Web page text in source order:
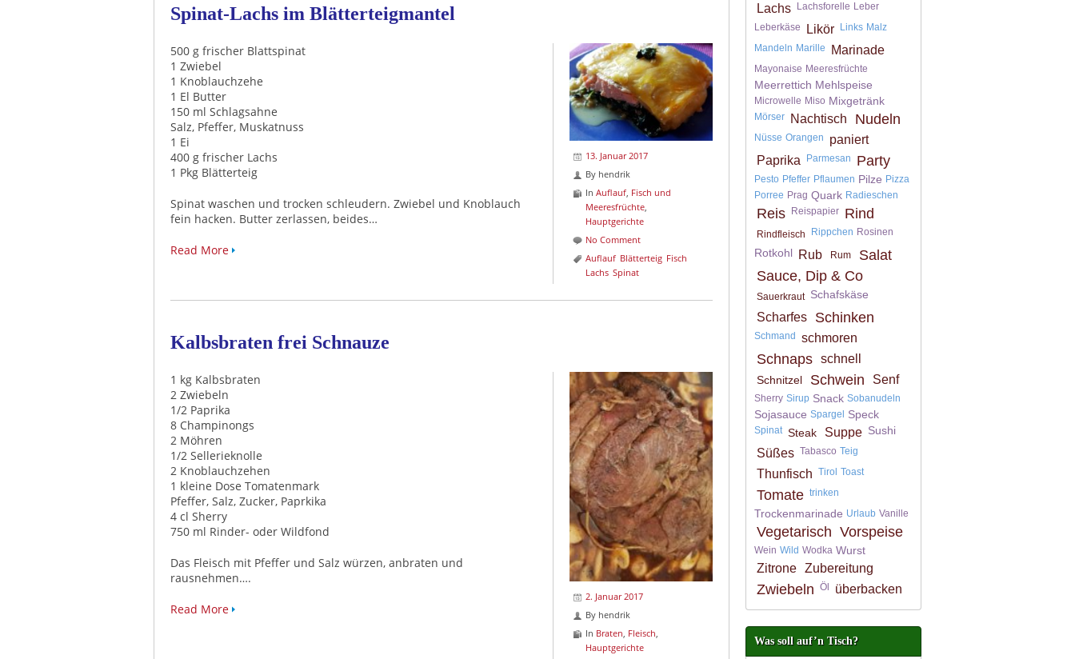
Spinat-Lachs im Blätterteigmantel
13. Januar 2017
By hendrik
InAuflauf Fisch und
Meeresfrüchte
Hauptgerichte
No Comment
Auflauf Blätterteig Fisch
Lachs Spinat
500 g frischer Blattspinat
1 Zwiebel
1 Knoblauchzehe
1 El Butter
150 ml Schlagsahne
Salz, Pfeffer, Muskatnuss
1 Ei
400 g frischer Lachs
1 Pkg Blätterteig
Spinat waschen und trocken schleudern. Zwiebel und Knoblauch
fein hacken. Butter zerlassen, beides…
Read More
Kalbsbraten frei Schnauze
2. Januar 2017
By hendrik
In Braten, Fleisch,
Hauptgerichte
1 kg Kalbsbraten
2 Zwiebeln
1/2 Paprika
8 Champinongs
2 Möhren
1/2 Sellerieknolle
2 Knoblauchzehen
1 kleine Dose Tomatenmark
Pfeffer, Salz, Zucker, Paprkika
4 cl Sherry
750 ml Rinder- oder Wildfond
Das Fleisch mit Pfeffer und Salz würzen, anbraten und
rausnehmen….
Read More
Lachs Lachsforelle Leber
Leberkäse
Likör Links Malz
Mandeln Marille Marinade
Mayonaise Meeresfrüchte
Meerrettich Mehlspeise
Microwelle Miso Mixgetränk
Mörser Nachtisch Nudeln
Nüsse Orangen
paniert
Paprika
Parmesan Party
Pesto Pfeffer Pflaumen Pilze Pizza
Porree Prag Quark Radieschen
Reis Reispapier Rind
Rindfleisch Rippchen Rosinen
Rotkohl Rub Rum
Salat
Sauce, Dip & Co
Sauerkraut Schafskäse
Scharfes Schinken
Schmand schmoren
Schnaps schnell
Schnitzel Schwein Senf
Sherry Sirup Snack Sobanudeln
Sojasauce Spargel Speck
Spinat Steak Suppe Sushi
Süßes Tabasco Teig
Thunfisch Tirol Toast
Tomate trinken
Trockenmarinade Urlaub Vanille
Vegetarisch Vorspeise
Wein Wild Wodka Wurst
Zitrone Zubereitung
Zwiebeln Öl überbacken
Was soll auf’n Tisch?